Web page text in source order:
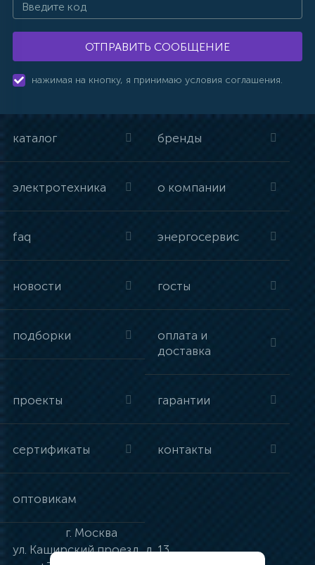
ОТПРАВИТЬ СООБЩЕНИЕ
нажимая на кнопку, я принимаю условия соглашения.
каталог бренды
электротехника о компании
faq энергосервис
новости госты
подборки
оплата и
доставка
проекты гарантии
сертификаты контакты
оптовикам
г. Москва
ул. Каширский проезд, д. 13